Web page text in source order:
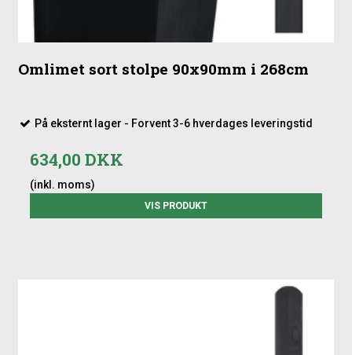
Omlimet sort stolpe 90x90mm i 268cm
På eksternt lager - Forvent 3-6 hverdages leveringstid
634,00 DKK
(inkl. moms)
VIS PRODUKT